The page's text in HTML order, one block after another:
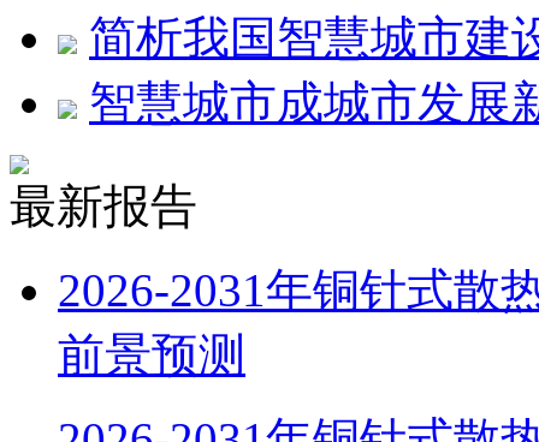
简析我国智慧城市建
智慧城市成城市发展
最新报告
2026-2031年铜针式散
前景预测